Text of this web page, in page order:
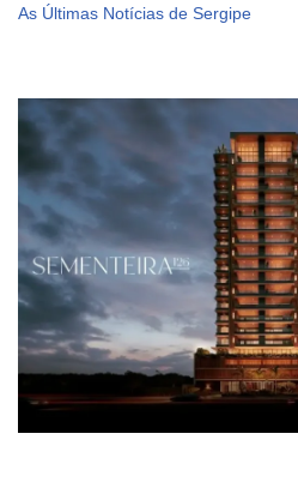
As Últimas Notícias de Sergipe